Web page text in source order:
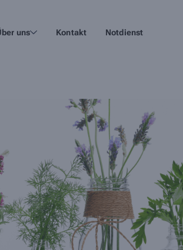
uns Kontakt Notdienst